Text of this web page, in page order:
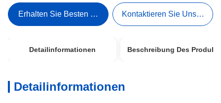
Erhalten Sie Besten Preis Kontaktieren Sie Uns Jetzt
Detailinformationen Beschreibung Des
Detailinformationen